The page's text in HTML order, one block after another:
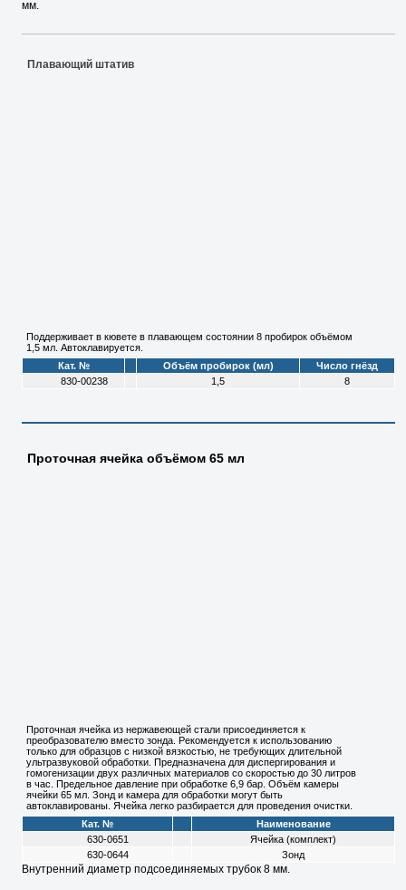
мм.
Плавающий штатив
Поддерживает в кювете в плавающем состоянии 8 пробирок объёмом
1,5 мл. Автоклавируется.
Кат. №
Объём пробирок (мл)
Число гнёзд
830-00238
1,5 8
Проточная ячейка объёмом 65 мл
Проточная ячейка из нержавеющей стали присоединяется к
преобразователю вместо зонда. Рекомендуется к использованию
только для образцов с низкой вязкостью, не требующих длительной
ультразвуковой обработки. Предназначена для диспергирования и
гомогенизации двух различных материалов со скоростью до 30 литров
в час. Предельное давление при обработке 6,9 бар. Объём камеры
ячейки 65 мл. Зонд и камера для обработки могут быть
автоклавированы. Ячейка легко разбирается для проведения очистки.
Кат. №
Наименование
630-0651
Ячейка (комплект)
630-0644
Зонд
Внутренний диаметр подсоединяемых трубок 8 мм.